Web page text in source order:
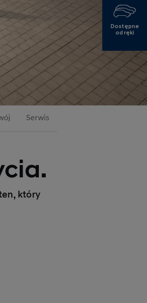
Serwis
który
Dostępne
od ręki